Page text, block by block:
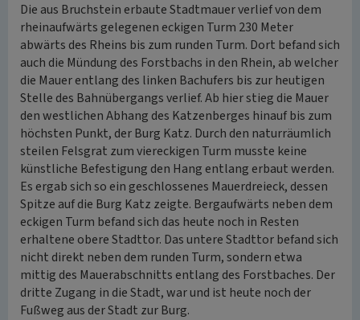
Die aus Bruchstein erbaute Stadtmauer verlief von dem
rheinaufwärts gelegenen eckigen Turm 230 Meter
abwärts des Rheins bis zum runden Turm. Dort befand sich
auch die Mündung des Forstbachs in den Rhein, ab welcher
die Mauer entlang des linken Bachufers bis zur heutigen
Stelle des Bahnübergangs verlief. Ab hier stieg die Mauer
den westlichen Abhang des Katzenberges hinauf bis zum
höchsten Punkt, der Burg Katz. Durch den naturräumlich
steilen Felsgrat zum viereckigen Turm musste keine
künstliche Befestigung den Hang entlang erbaut werden.
Es ergab sich so ein geschlossenes Mauerdreieck, dessen
Spitze auf die Burg Katz zeigte. Bergaufwärts neben dem
eckigen Turm befand sich das heute noch in Resten
erhaltene obere Stadttor. Das untere Stadttor befand sich
nicht direkt neben dem runden Turm, sondern etwa
mittig des Mauerabschnitts entlang des Forstbaches. Der
dritte Zugang in die Stadt, war und ist heute noch der
Fußweg aus der Stadt zur Burg.